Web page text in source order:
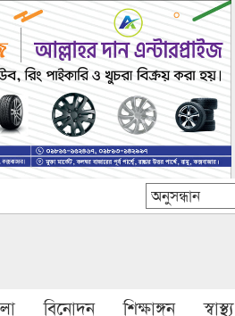
বিনোদন শিক্ষাঙ্গন স্বাস্থ্য